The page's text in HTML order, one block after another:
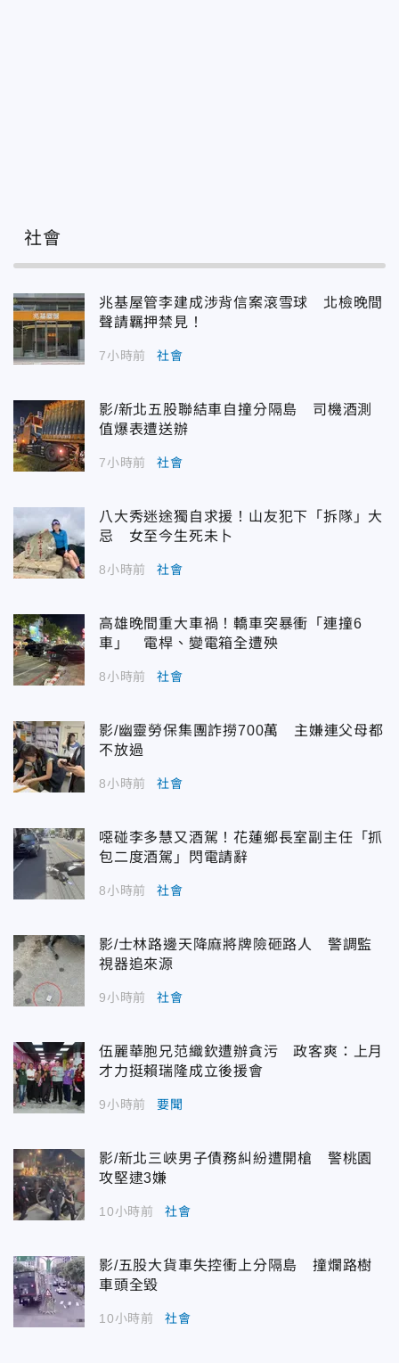
社會
兆基屋管李建成涉背信案滾雪球 北檢晚間
聲請羈押禁見！
7小時前 社會
影/新北五股聯結車自撞分隔島 司機酒測
值爆表遭送辦
7小時前 社會
八大秀迷途獨自求援！山友犯下「拆隊」大
忌 女至今生死未卜
8小時前 社會
高雄晚間重大車禍！轎車突暴衝「連撞6
車」 電桿、變電箱全遭殃
8小時前 社會
影/幽靈勞保集團詐撈700萬 主嫌連父母都
不放過
8小時前 社會
噁碰李多慧又酒駕！花蓮鄉長室副主任「抓
包二度酒駕」閃電請辭
8小時前 社會
影/士林路邊天降麻將牌險砸路人 警調監
視器追來源
9小時前 社會
伍麗華胞兄范織欽遭辦貪污 政客爽：上月
才力挺賴瑞隆成立後援會
9小時前 要聞
影/新北三峽男子債務糾紛遭開槍 警桃園
攻堅逮3嫌
10小時前 社會
影/五股大貨車失控衝上分隔島 撞爛路樹
車頭全毀
10小時前 社會